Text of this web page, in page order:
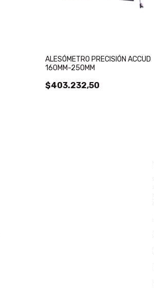
ALESÓMETRO PRECISIÓN ACCUD
160MM-250MM
$403.232,50